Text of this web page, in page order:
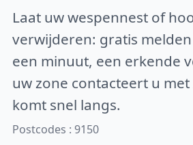
Laat uw wespennest of
verwijderen: gratis
een minuut, een erkende
uw zone contacteert u
komt snel langs.
Postcodes : 9150